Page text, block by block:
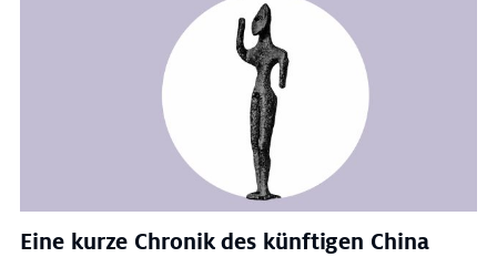
Eine kurze Chronik des künftigen China